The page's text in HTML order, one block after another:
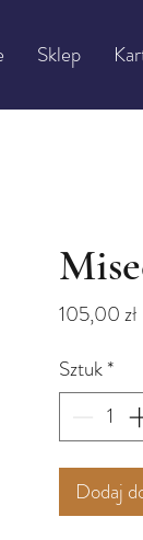
Sklep
105,00 zł
Sztuk*
Dodaj